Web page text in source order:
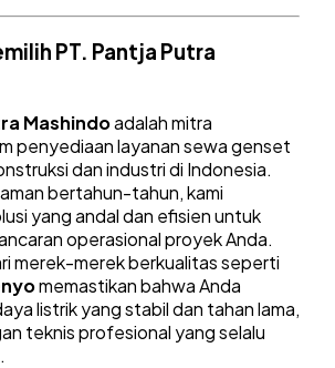
PT. Pantja Putra
Mashindoadalah mitra
penyediaan layanan sewa genset
dan industri di Indonesia.
bertahun-tahun, kami
yang andal dan efisien untuk
operasional proyek Anda.
merek-merek berkualitas seperti
memastikan bahwa Anda
listrik yang stabil dan tahan lama,
teknis profesional yang selalu